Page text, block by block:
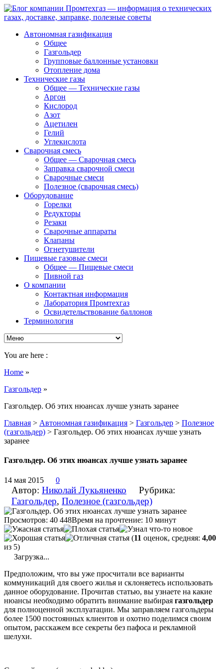
Автономная газификация
Общее
Газгольдер
Групповые баллонные установки
Отопление дома
Технические газы
Общее — Технические газы
Аргон
Кислород
Азот
Ацетилен
Гелий
Углекислота
Сварочная смесь
Общее — Сварочная смесь
Заправка сварочной смеси
Сварочные смеси
Полезное (сварочная смесь)
Оборудование
Горелки
Редукторы
Резаки
Сварочные аппараты
Клапаны
Огнетушители
Пищевые газовые смеси
Общее — Пищевые смеси
Пивной газ
О компании
Контактная информация
Лаборатория Промтехгаз
Освидетельствование баллонов
Терминология
You are here :
Home »
Газгольдер »
Газгольдер. Об этих нюансах лучше узнать заранее
Главная > Автономная газификация > Газгольдер > Полезное
(газгольдер) > Газгольдер. Об этих нюансах лучше узнать
заранее
Газгольдер. Об этих нюансах лучше узнать заранее
14 мая 2015 0
Автор: Николай Лукьяненко
Рубрика:
Газгольдер, Полезное (газгольдер)
Просмотров: 40 448Время на прочтение: 10 минут
(11 оценок, средняя: 4,00
из 5)
Загрузка...
Предположим, что вы уже просчитали все варианты
коммуникаций для своего жилья и склоняетесь использовать
данное оборудование. Прочитав статью, вы узнаете на какие
нюансы необходимо обратить внимание выбирая газгольдер
для полноценной эксплуатации. Мы заправляем газгольдеры
более 1500 постоянных клиентов и охотно поделимся своим
опытом, расскажем все секреты без пафоса и рекламной
шелухи.